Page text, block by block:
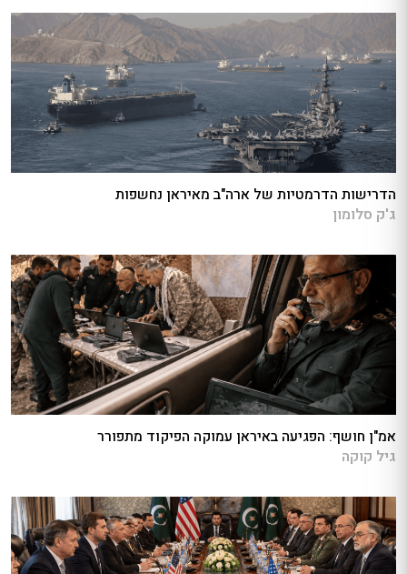
הדרישות הדרמטיות של ארה"ב מאיראן נחשפות
ג'ק סלומון
אמ"ן חושף: הפגיעה באיראן עמוקה הפיקוד מתפורר
גיל קוקה